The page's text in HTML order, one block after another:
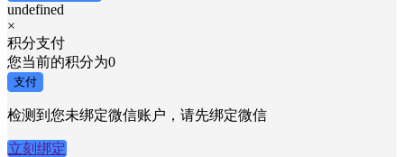
undefined
×
积分支付
您当前的积分为0
支付
检测到您未绑定微信账户，请先绑定微信
立刻绑定